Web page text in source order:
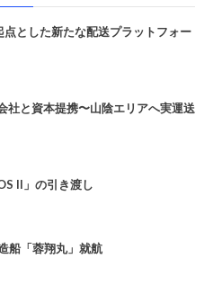
とした新たな配送プラットフォー
と資本提携〜山陰エリアへ実運送
II」の引き渡し
船「蓉翔丸」就航